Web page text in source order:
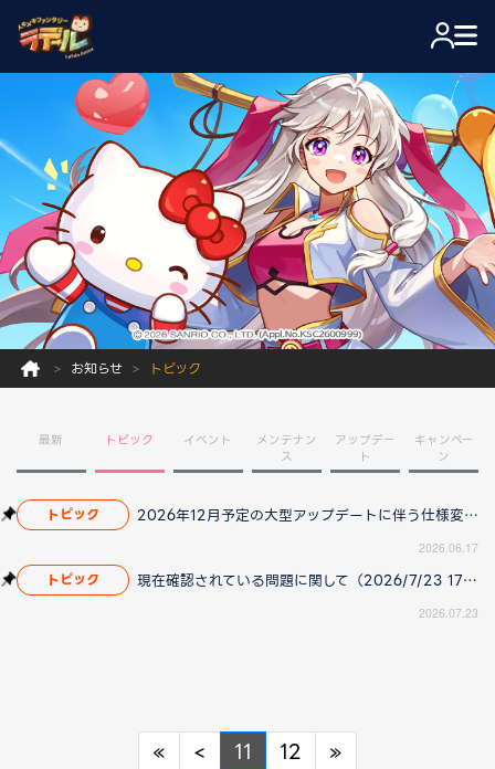
お知らせ トピック
最新 トピック イベント
メンテナン
ス
アップデー
ト
キャンペー
ン
トピック 2026年12月予定の大型アップデートに伴う仕様変更のお知らせ
2026.06.17
トピック 現在確認されている問題に関して（2026/7/23 17:00更新）
2026.07.23
« Previous
< Previous
11 12 »